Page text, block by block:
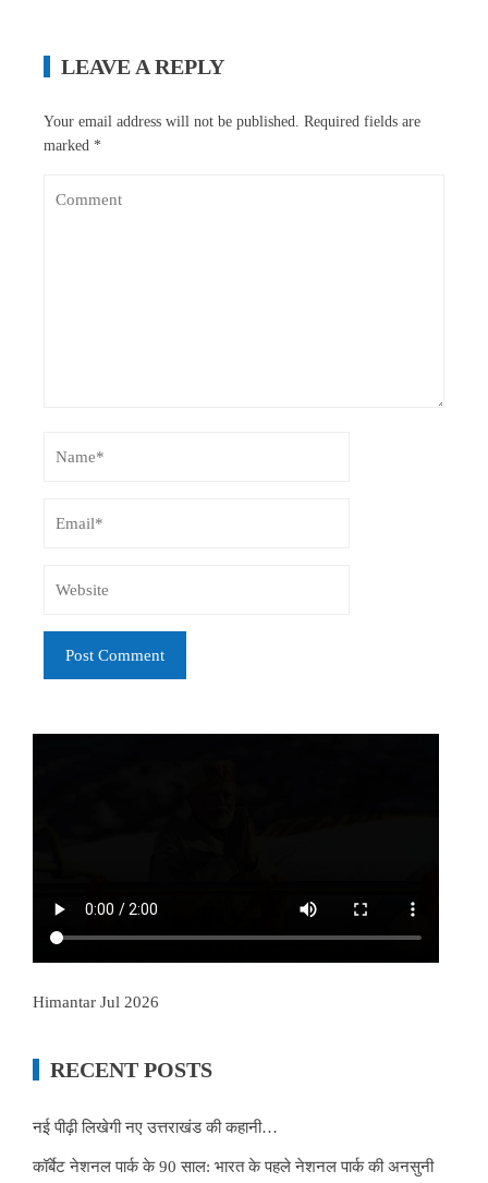
LEAVE A REPLY
Your email address will not be published. Required fields are
marked *
Himantar Jul 2026
RECENT POSTS
नई पीढ़ी लिखेगी नए उत्तराखंड की कहानी…
कॉर्बेट नेशनल पार्क के 90 साल: भारत के पहले नेशनल पार्क की अनसुनी